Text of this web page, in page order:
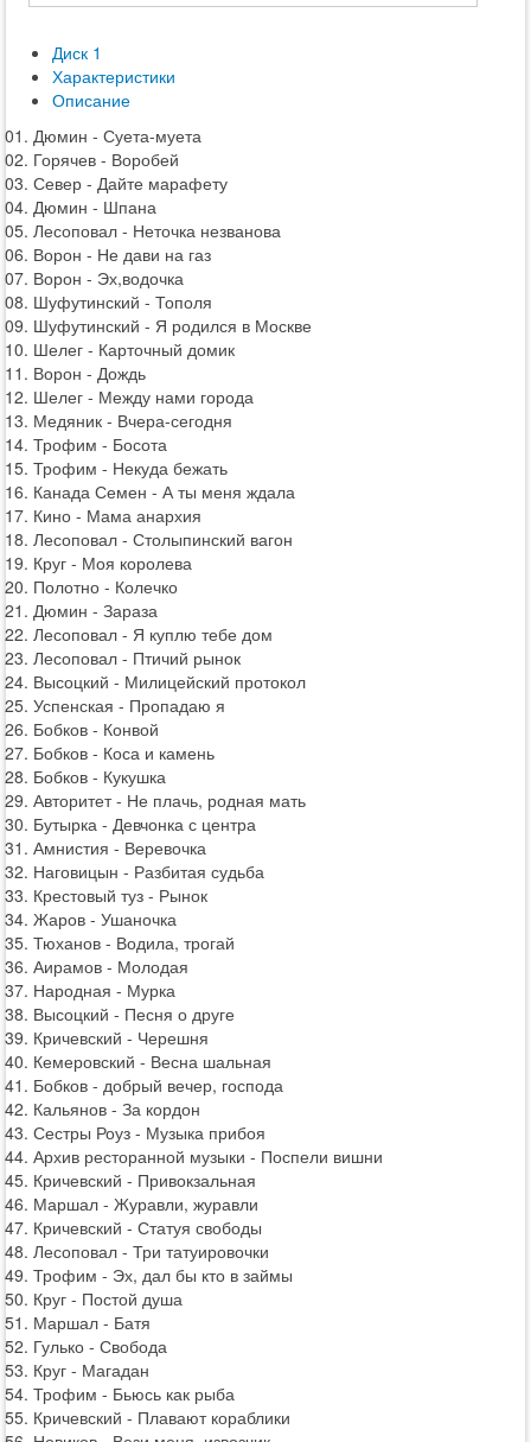
Диск 1
Характеристики
Описание
01. Дюмин - Суета-муета
02. Горячев - Воробей
03. Север - Дайте марафету
04. Дюмин - Шпана
05. Лесоповал - Неточка незванова
06. Ворон - Не дави на газ
07. Ворон - Эх,водочка
08. Шуфутинский - Тополя
09. Шуфутинский - Я родился в Москве
10. Шелег - Карточный домик
11. Ворон - Дождь
12. Шелег - Между нами города
13. Медяник - Вчера-сегодня
14. Трофим - Босота
15. Трофим - Некуда бежать
16. Канада Семен - А ты меня ждала
17. Кино - Мама анархия
18. Лесоповал - Столыпинский вагон
19. Круг - Моя королева
20. Полотно - Колечко
21. Дюмин - Зараза
22. Лесоповал - Я куплю тебе дом
23. Лесоповал - Птичий рынок
24. Высоцкий - Милицейский протокол
25. Успенская - Пропадаю я
26. Бобков - Конвой
27. Бобков - Коса и камень
28. Бобков - Кукушка
29. Авторитет - Не плачь, родная мать
30. Бутырка - Девчонка с центра
31. Амнистия - Веревочка
32. Наговицын - Разбитая судьба
33. Крестовый туз - Рынок
34. Жаров - Ушаночка
35. Тюханов - Водила, трогай
36. Аирамов - Молодая
37. Народная - Мурка
38. Высоцкий - Песня о друге
39. Кричевский - Черешня
40. Кемеровский - Весна шальная
41. Бобков - добрый вечер, господа
42. Кальянов - За кордон
43. Сестры Роуз - Музыка прибоя
44. Архив ресторанной музыки - Поспели вишни
45. Кричевский - Привокзальная
46. Маршал - Журавли, журавли
47. Кричевский - Статуя свободы
48. Лесоповал - Три татуировочки
49. Трофим - Эх, дал бы кто в займы
50. Круг - Постой душа
51. Маршал - Батя
52. Гулько - Свобода
53. Круг - Магадан
54. Трофим - Бьюсь как рыба
55. Кричевский - Плавают кораблики